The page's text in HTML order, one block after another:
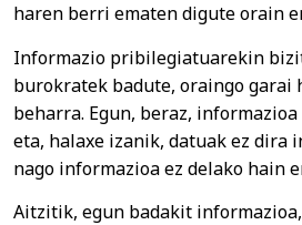
haren berri ematen digute orain
Informazio pribilegiatuarekin
burokratek badute, oraingo garai
beharra. Egun, beraz,
eta, halaxe izanik, datuak ez dira
nago informazioa ez delako hain
Aitzitik, egun badakit